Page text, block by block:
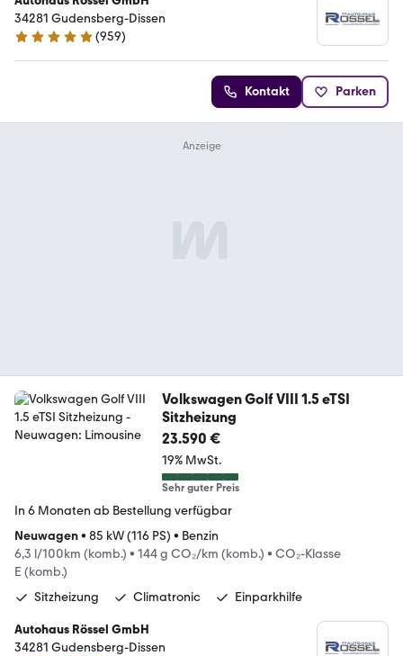
34281 Gudensberg-Dissen
4.9 Sterne
(959)
Kontakt Parken
Volkswagen Golf VIII 1.5 eTSI
Sitzheizung
23.590 €
19% MwSt.
Sehr guter Preis
In 6 Monaten ab Bestellung verfügbar
Neuwagen• 85 kW (116 PS) • Benzin
6,3 l/100km (komb.) • 144 g CO₂/km (komb.) • CO₂-Klasse
E (komb.)
Sitzheizung
Climatronic Einparkhilfe
Autohaus Rössel GmbH
34281 Gudensberg-Dissen